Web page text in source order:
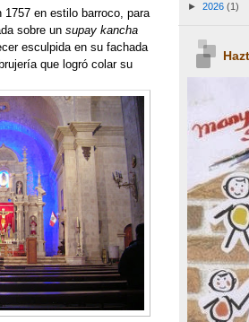
en estilo barroco, para
sobre un supay kancha
esculpida en su fachada
que logró colar su
► 2026 (1)